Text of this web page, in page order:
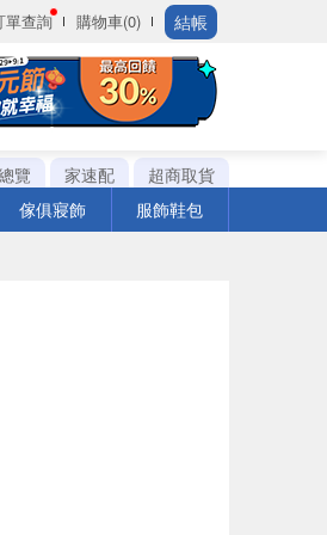
單查詢 購物車(0) 結帳
覽 家速配
超商取貨
傢俱寢飾 服飾鞋包